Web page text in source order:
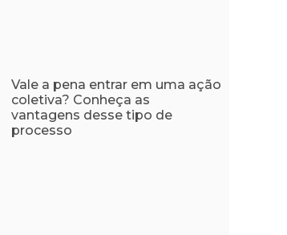
Vale a pena entrar em uma ação
coletiva? Conheça as
vantagens desse tipo de
processo